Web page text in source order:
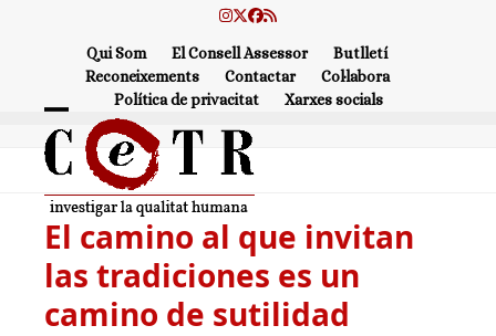
Instagram
Twitter
Facebook
RSS
Qui Som El Consell Assessor
Butlletí
Reconeixements
Contactar
Col·labora
Política de privacitat
Xarxes socials
Open
mobile
menu
Close
mobile
menu
El camino al que invitan
las tradiciones es un
camino de sutilidad